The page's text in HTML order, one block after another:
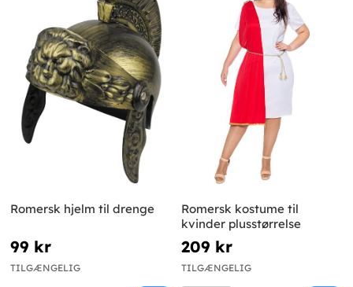
Romersk hjelm til drenge
99 kr
TILGÆNGELIG
Romersk kostume til
kvinder plusstørrelse
209 kr
TILGÆNGELIG